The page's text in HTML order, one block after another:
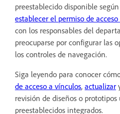
preestablecido disponible según
establecer el permiso de
con los responsables del
preocuparse por configurar las
los controles de navegación.
Siga leyendo para conocer
de acceso a vínculos, actualizar
revisión de diseños o
preestablecidos integrados.